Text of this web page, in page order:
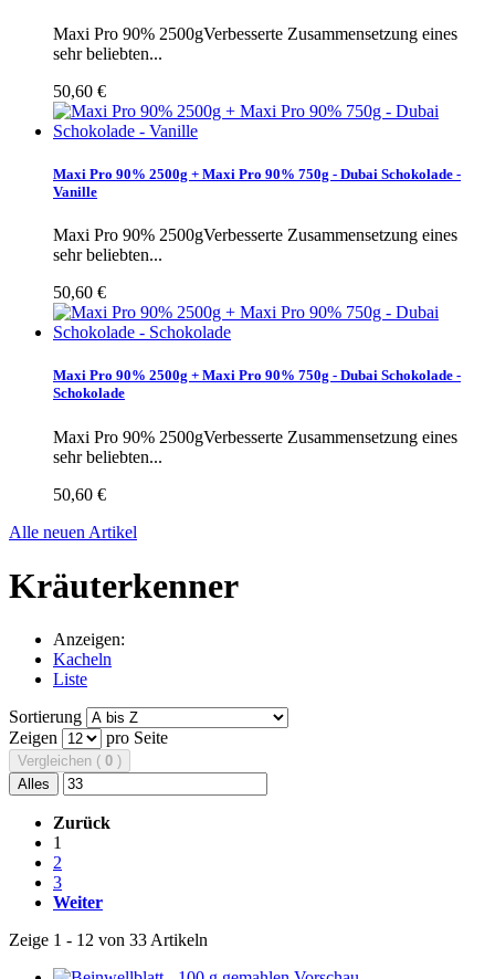
Maxi Pro 90% 2500gVerbesserte Zusammensetzung eines
sehr beliebten...
50,60 €
Maxi Pro 90% 2500g + Maxi Pro 90% 750g - Dubai Schokolade -
Vanille
Maxi Pro 90% 2500gVerbesserte Zusammensetzung eines
sehr beliebten...
50,60 €
Maxi Pro 90% 2500g + Maxi Pro 90% 750g - Dubai Schokolade -
Schokolade
Maxi Pro 90% 2500gVerbesserte Zusammensetzung eines
sehr beliebten...
50,60 €
Alle neuen Artikel
Kräuterkenner
Anzeigen:
Kacheln
Liste
Sortierung
Zeigen
pro Seite
Vergleichen ( 0 )
Alles
Zurück
1
2
3
Weiter
Zeige 1 - 12 von 33 Artikeln